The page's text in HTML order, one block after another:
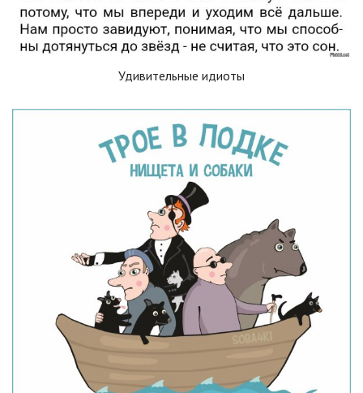
Удивительные идиоты